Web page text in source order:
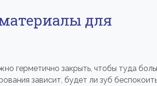
для
герметично закрыть, чтобы туда
зависит, будет ли зуб